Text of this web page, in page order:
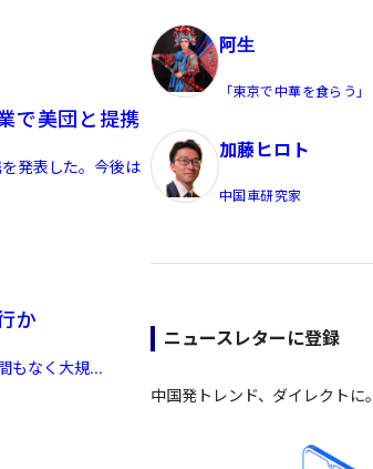
で美団と提携
発表した。今後は
か
もなく大規...
阿生
「東京で中華を食らう」
加藤ヒロト
中国車研究家
ニュースレターに登録
中国発トレンド、ダイレクトに。